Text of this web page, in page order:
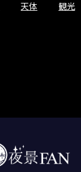
天体 観光